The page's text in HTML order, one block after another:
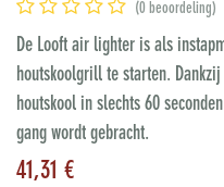
(0 beoordeling)
De Looft air lighter is als
houtskoolgrill te starten.
houtskool in slechts 60
gang wordt gebracht.
41,31 €